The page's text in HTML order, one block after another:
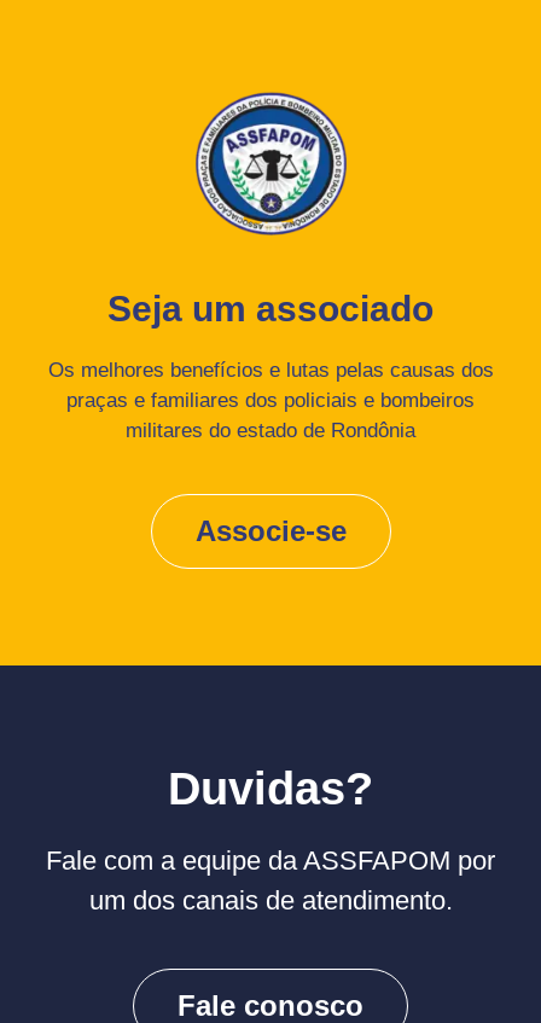
Seja um associado
Os melhores benefícios e lutas pelas causas dos
praças e familiares dos policiais e bombeiros
militares do estado de Rondônia
Associe-se
Duvidas?
Fale com a equipe da ASSFAPOM por
um dos canais de atendimento.
Fale conosco